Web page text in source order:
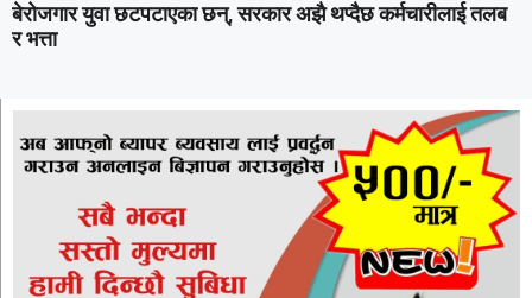
बेरोजगार युवा छटपटाएका छन्, सरकार अझै थप्दैछ कर्मचारीलाई तलब
र भत्ता